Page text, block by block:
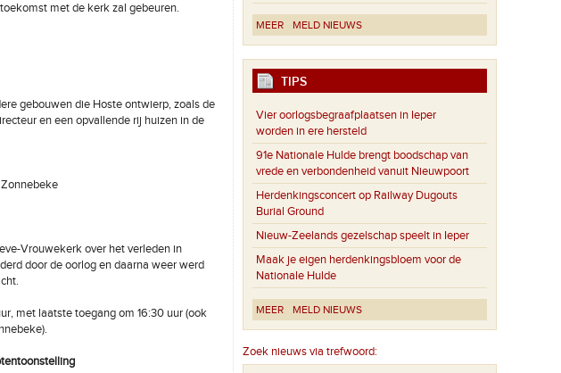
met de kerk zal gebeuren.
gebouwen die Hoste ontwierp, zoals de
en een opvallende rij huizen in de
Vrouwekerk over het verleden in
door de oorlog en daarna weer werd
met laatste toegang om 16:30 uur (ook
MEER MELD NIEUWS
TIPS
Vier oorlogsbegraafplaatsen in Ieper
worden in ere hersteld
91e Nationale Hulde brengt boodschap van
vrede en verbondenheid vanuit Nieuwpoort
Herdenkingsconcert op Railway Dugouts
Burial Ground
Nieuw-Zeelands gezelschap speelt in Ieper
Maak je eigen herdenkingsbloem voor de
Nationale Hulde
MEER MELD NIEUWS
Zoek nieuws via trefwoord: